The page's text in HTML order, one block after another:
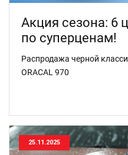
Акция сезона: 6
по суперценам!
Распродажа черной
ORACAL 970
25.11.2025